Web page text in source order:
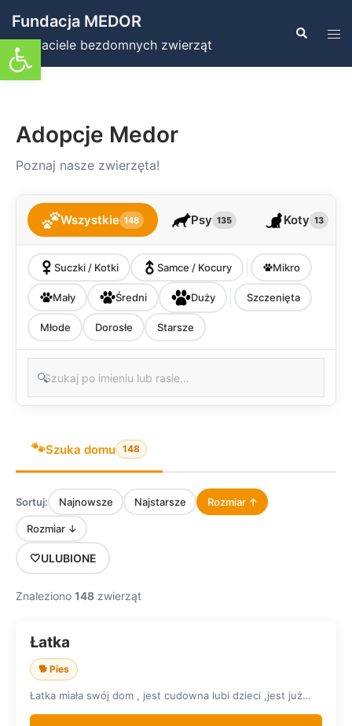
Otwórz pasek narzędzi
do
treści
Fundacja MEDOR
Przyjaciele bezdomnych zwierząt
Szukaj
Adopcje Medor
Poznaj nasze zwierzęta!
Wszystkie 148 Psy 135 Koty 13
Suczki / Kotki Samce / Kocury Mikro
Mały Średni Duży Szczenięta
Młode Dorosłe Starsze
🔍
🐾Szuka domu 148
Sortuj: Najnowsze Najstarsze Rozmiar ↑
Rozmiar ↓
🤍ULUBIONE
Znaleziono 148 zwierząt
SZUKA DOMU
Łatka
🐕 Pies
Łatka miała swój dom , jest cudowna lubi dzieci ,jest już…